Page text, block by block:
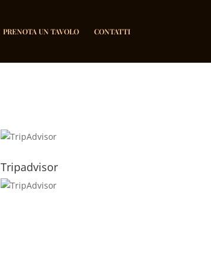
PRENOTA UN TAVOLO CONTATTI
Tripadvisor